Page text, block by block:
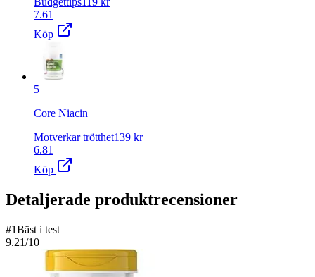
7.61
Köp
5
Core Niacin
Motverkar trötthet139 kr
6.81
Köp
Detaljerade produktrecensioner
#1Bäst i test
9.21/10